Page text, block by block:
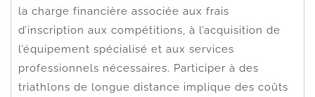
la charge financière associée aux frais
d’inscription aux compétitions, à l’acquisition de
l’équipement spécialisé et aux services
professionnels nécessaires. Participer à des
triathlons de longue distance implique des coûts